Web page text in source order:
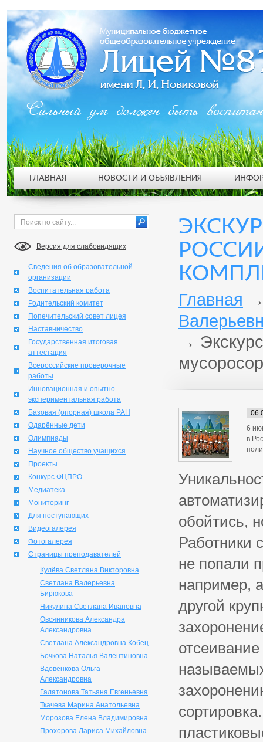
Версия для слабовидящих
Сведения об образовательной
организации
Воспитательная работа
Родительский комитет
Попечительский совет лицея
Наставничество
Государственная итоговая
аттестация
Всероссийские проверочные
работы
Инновационная и опытно-
экспериментальная работа
Базовая (опорная) школа РАН
Одарённые дети
Олимпиады
Научное общество учащихся
Проекты
Конкурс ФЦПРО
Медиатека
Мониторинг
Для поступающих
Видеогалерея
Фотогалерея
Страницы преподавателей
Кулёва Светлана Викторовна
Светлана Валерьевна
Бирюкова
Никулина Светлана Ивановна
Овсянникова Александра
Александровна
Светлана Александровна Кобец
Бочкова Наталья Валентиновна
Вдовенкова Ольга
Александровна
Галатонова Татьяна Евгеньевна
Ткачева Марина Анатольевна
Морозова Елена Владимировна
Прохорова Лариса Михайловна
Главная
→
6
в
обойтись,
Работники
не попали
например,
другой
Сильный ум должен быть
ГЛАВНАЯ НОВОСТИ И ОБЪЯВЛЕНИЯ